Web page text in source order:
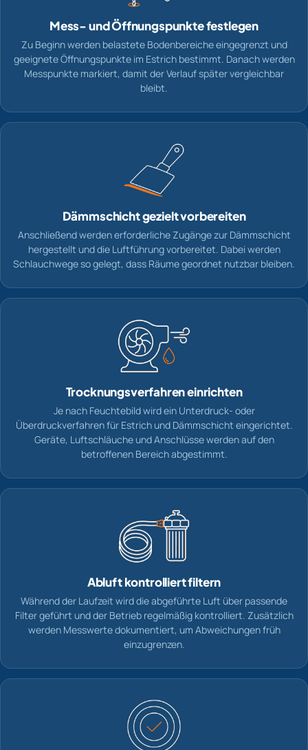
Mess- und Öffnungspunkte festlegen
Zu Beginn werden belastete Bodenbereiche eingegrenzt und
geeignete Öffnungspunkte im Estrich bestimmt. Danach werden
Messpunkte markiert, damit der Verlauf später vergleichbar
bleibt.
Dämmschicht gezielt vorbereiten
Anschließend werden erforderliche Zugänge zur Dämmschicht
hergestellt und die Luftführung vorbereitet. Dabei werden
Schlauchwege so gelegt, dass Räume geordnet nutzbar bleiben.
Trocknungsverfahren einrichten
Je nach Feuchtebild wird ein Unterdruck- oder
Überdruckverfahren für Estrich und Dämmschicht eingerichtet.
Geräte, Luftschläuche und Anschlüsse werden auf den
betroffenen Bereich abgestimmt.
Abluft kontrolliert filtern
Während der Laufzeit wird die abgeführte Luft über passende
Filter geführt und der Betrieb regelmäßig kontrolliert. Zusätzlich
werden Messwerte dokumentiert, um Abweichungen früh
einzugrenzen.